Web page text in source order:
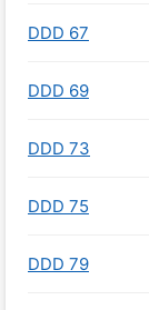
DDD 67
DDD 69
DDD 73
DDD 75
DDD 79